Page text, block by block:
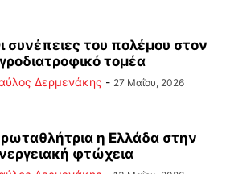
συνέπειες του πολέμου στoν
τομέα
Δερμενάκης - 27 Μαΐου, 2026
η Ελλάδα στην
φτώχεια